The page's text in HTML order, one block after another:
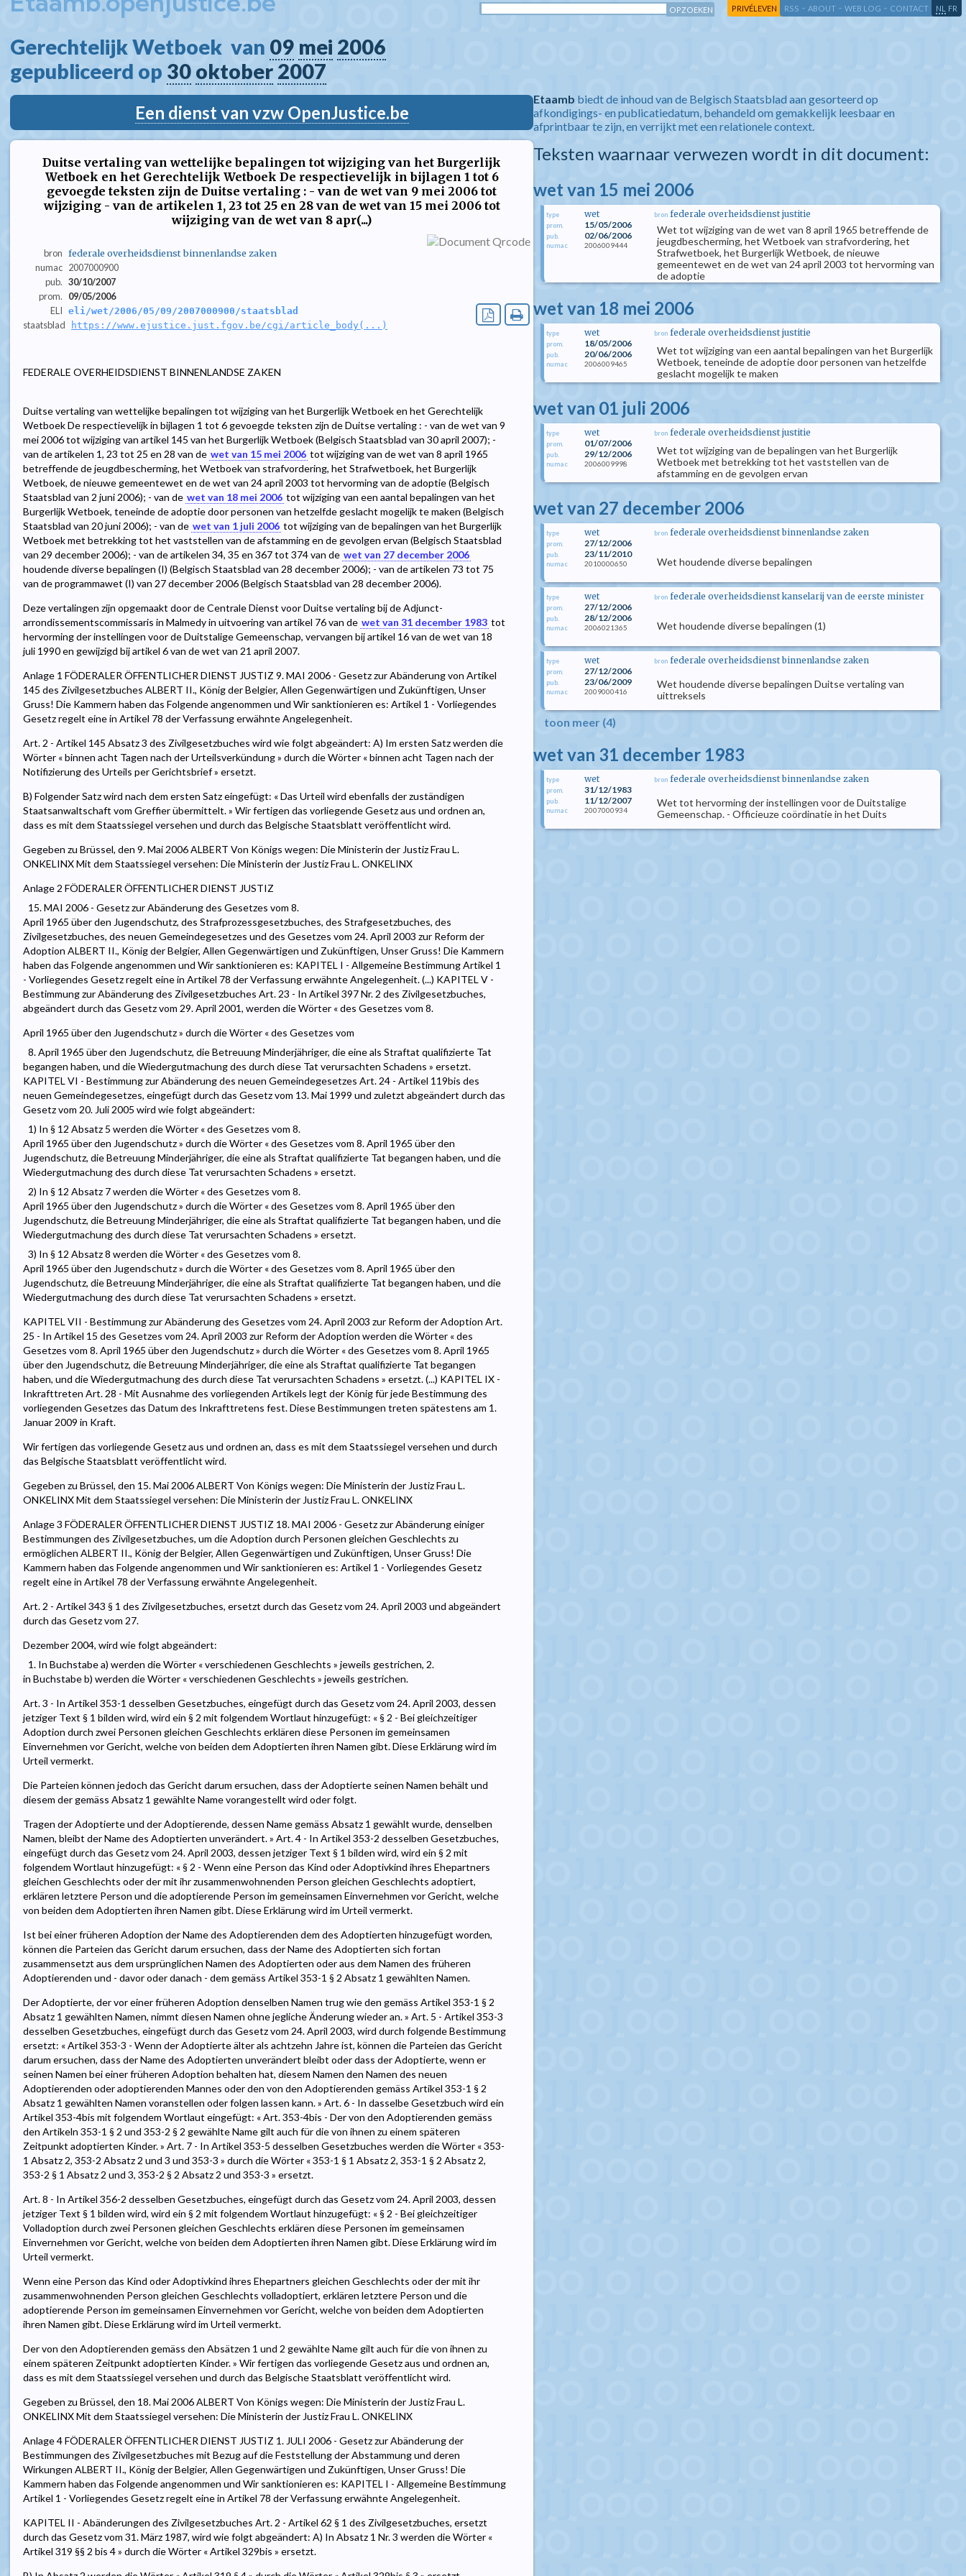
PRIVÉLEVEN RSS - ABOUT - WEB LOG - CONTACT NL FR
Gerechtelijk Wetboek  van 09 mei 2006
gepubliceerd op 30 oktober 2007
Een dienst van vzw OpenJustice.be
Duitse vertaling van wettelijke bepalingen tot wijziging van het Burgerlijk
Wetboek en het Gerechtelijk Wetboek De respectievelijk in bijlagen 1 tot 6
gevoegde teksten zijn de Duitse vertaling : - van de wet van 9 mei 2006 tot
wijziging - van de artikelen 1, 23 tot 25 en 28 van de wet van 15 mei 2006 tot
wijziging van de wet van 8 apr(...)
bron federale overheidsdienst binnenlandse zaken
numac 2007000900
pub. 30/10/2007
prom.
09/05/2006
ELI eli/wet/2006/05/09/2007000900/staatsblad
staatsblad https://www.ejustice.just.fgov.be/cgi/article_body(...)
FEDERALE OVERHEIDSDIENST BINNENLANDSE ZAKEN
Duitse vertaling van wettelijke bepalingen tot wijziging van het Burgerlijk Wetboek en het Gerechtelijk
Wetboek De respectievelijk in bijlagen 1 tot 6 gevoegde teksten zijn de Duitse vertaling : - van de wet van 9
mei 2006 tot wijziging van artikel 145 van het Burgerlijk Wetboek (Belgisch Staatsblad van 30 april 2007); -
van de artikelen 1, 23 tot 25 en 28 van de wet van 15 mei 2006 tot wijziging van de wet van 8 april 1965
betreffende de jeugdbescherming, het Wetboek van strafvordering, het Strafwetboek, het Burgerlijk
Wetboek, de nieuwe gemeentewet en de wet van 24 april 2003 tot hervorming van de adoptie (Belgisch
Staatsblad van 2 juni 2006); - van de wet van 18 mei 2006 tot wijziging van een aantal bepalingen van het
Burgerlijk Wetboek, teneinde de adoptie door personen van hetzelfde geslacht mogelijk te maken (Belgisch
Staatsblad van 20 juni 2006); - van de wet van 1 juli 2006 tot wijziging van de bepalingen van het Burgerlijk
Wetboek met betrekking tot het vaststellen van de afstamming en de gevolgen ervan (Belgisch Staatsblad
van 29 december 2006); - van de artikelen 34, 35 en 367 tot 374 van de wet van 27 december 2006
houdende diverse bepalingen (I) (Belgisch Staatsblad van 28 december 2006); - van de artikelen 73 tot 75
van de programmawet (I) van 27 december 2006 (Belgisch Staatsblad van 28 december 2006).
Deze vertalingen zijn opgemaakt door de Centrale Dienst voor Duitse vertaling bij de Adjunct-
arrondissementscommissaris in Malmedy in uitvoering van artikel 76 van de wet van 31 december 1983 tot
hervorming der instellingen voor de Duitstalige Gemeenschap, vervangen bij artikel 16 van de wet van 18
juli 1990 en gewijzigd bij artikel 6 van de wet van 21 april 2007.
Anlage 1 FÖDERALER ÖFFENTLICHER DIENST JUSTIZ 9. MAI 2006 - Gesetz zur Abänderung von Artikel
145 des Zivilgesetzbuches ALBERT II., König der Belgier, Allen Gegenwärtigen und Zukünftigen, Unser
Gruss! Die Kammern haben das Folgende angenommen und Wir sanktionieren es: Artikel 1 - Vorliegendes
Gesetz regelt eine in Artikel 78 der Verfassung erwähnte Angelegenheit.
Art. 2 - Artikel 145 Absatz 3 des Zivilgesetzbuches wird wie folgt abgeändert: A) Im ersten Satz werden die
Wörter « binnen acht Tagen nach der Urteilsverkündung » durch die Wörter « binnen acht Tagen nach der
Notifizierung des Urteils per Gerichtsbrief » ersetzt.
B) Folgender Satz wird nach dem ersten Satz eingefügt: « Das Urteil wird ebenfalls der zuständigen
Staatsanwaltschaft vom Greffier übermittelt. » Wir fertigen das vorliegende Gesetz aus und ordnen an,
dass es mit dem Staatssiegel versehen und durch das Belgische Staatsblatt veröffentlicht wird.
Gegeben zu Brüssel, den 9. Mai 2006 ALBERT Von Königs wegen: Die Ministerin der Justiz Frau L.
ONKELINX Mit dem Staatssiegel versehen: Die Ministerin der Justiz Frau L. ONKELINX
Anlage 2 FÖDERALER ÖFFENTLICHER DIENST JUSTIZ
15. MAI 2006 - Gesetz zur Abänderung des Gesetzes vom 8.
April 1965 über den Jugendschutz, des Strafprozessgesetzbuches, des Strafgesetzbuches, des
Zivilgesetzbuches, des neuen Gemeindegesetzes und des Gesetzes vom 24. April 2003 zur Reform der
Adoption ALBERT II., König der Belgier, Allen Gegenwärtigen und Zukünftigen, Unser Gruss! Die Kammern
haben das Folgende angenommen und Wir sanktionieren es: KAPITEL I - Allgemeine Bestimmung Artikel 1
- Vorliegendes Gesetz regelt eine in Artikel 78 der Verfassung erwähnte Angelegenheit. (...) KAPITEL V -
Bestimmung zur Abänderung des Zivilgesetzbuches Art. 23 - In Artikel 397 Nr. 2 des Zivilgesetzbuches,
abgeändert durch das Gesetz vom 29. April 2001, werden die Wörter « des Gesetzes vom 8.
April 1965 über den Jugendschutz » durch die Wörter « des Gesetzes vom
8. April 1965 über den Jugendschutz, die Betreuung Minderjähriger, die eine als Straftat qualifizierte Tat
begangen haben, und die Wiedergutmachung des durch diese Tat verursachten Schadens » ersetzt.
KAPITEL VI - Bestimmung zur Abänderung des neuen Gemeindegesetzes Art. 24 - Artikel 119bis des
neuen Gemeindegesetzes, eingefügt durch das Gesetz vom 13. Mai 1999 und zuletzt abgeändert durch das
Gesetz vom 20. Juli 2005 wird wie folgt abgeändert:
1) In § 12 Absatz 5 werden die Wörter « des Gesetzes vom 8.
April 1965 über den Jugendschutz » durch die Wörter « des Gesetzes vom 8. April 1965 über den
Jugendschutz, die Betreuung Minderjähriger, die eine als Straftat qualifizierte Tat begangen haben, und die
Wiedergutmachung des durch diese Tat verursachten Schadens » ersetzt.
2) In § 12 Absatz 7 werden die Wörter « des Gesetzes vom 8.
April 1965 über den Jugendschutz » durch die Wörter « des Gesetzes vom 8. April 1965 über den
Jugendschutz, die Betreuung Minderjähriger, die eine als Straftat qualifizierte Tat begangen haben, und die
Wiedergutmachung des durch diese Tat verursachten Schadens » ersetzt.
3) In § 12 Absatz 8 werden die Wörter « des Gesetzes vom 8.
April 1965 über den Jugendschutz » durch die Wörter « des Gesetzes vom 8. April 1965 über den
Jugendschutz, die Betreuung Minderjähriger, die eine als Straftat qualifizierte Tat begangen haben, und die
Wiedergutmachung des durch diese Tat verursachten Schadens » ersetzt.
KAPITEL VII - Bestimmung zur Abänderung des Gesetzes vom 24. April 2003 zur Reform der Adoption Art.
25 - In Artikel 15 des Gesetzes vom 24. April 2003 zur Reform der Adoption werden die Wörter « des
Gesetzes vom 8. April 1965 über den Jugendschutz » durch die Wörter « des Gesetzes vom 8. April 1965
über den Jugendschutz, die Betreuung Minderjähriger, die eine als Straftat qualifizierte Tat begangen
haben, und die Wiedergutmachung des durch diese Tat verursachten Schadens » ersetzt. (...) KAPITEL IX -
Inkrafttreten Art. 28 - Mit Ausnahme des vorliegenden Artikels legt der König für jede Bestimmung des
vorliegenden Gesetzes das Datum des Inkrafttretens fest. Diese Bestimmungen treten spätestens am 1.
Januar 2009 in Kraft.
Wir fertigen das vorliegende Gesetz aus und ordnen an, dass es mit dem Staatssiegel versehen und durch
das Belgische Staatsblatt veröffentlicht wird.
Gegeben zu Brüssel, den 15. Mai 2006 ALBERT Von Königs wegen: Die Ministerin der Justiz Frau L.
ONKELINX Mit dem Staatssiegel versehen: Die Ministerin der Justiz Frau L. ONKELINX
Anlage 3 FÖDERALER ÖFFENTLICHER DIENST JUSTIZ 18. MAI 2006 - Gesetz zur Abänderung einiger
Bestimmungen des Zivilgesetzbuches, um die Adoption durch Personen gleichen Geschlechts zu
ermöglichen ALBERT II., König der Belgier, Allen Gegenwärtigen und Zukünftigen, Unser Gruss! Die
Kammern haben das Folgende angenommen und Wir sanktionieren es: Artikel 1 - Vorliegendes Gesetz
regelt eine in Artikel 78 der Verfassung erwähnte Angelegenheit.
Art. 2 - Artikel 343 § 1 des Zivilgesetzbuches, ersetzt durch das Gesetz vom 24. April 2003 und abgeändert
durch das Gesetz vom 27.
Dezember 2004, wird wie folgt abgeändert:
1. In Buchstabe a) werden die Wörter « verschiedenen Geschlechts » jeweils gestrichen, 2.
in Buchstabe b) werden die Wörter « verschiedenen Geschlechts » jeweils gestrichen.
Art. 3 - In Artikel 353-1 desselben Gesetzbuches, eingefügt durch das Gesetz vom 24. April 2003, dessen
jetziger Text § 1 bilden wird, wird ein § 2 mit folgendem Wortlaut hinzugefügt: « § 2 - Bei gleichzeitiger
Adoption durch zwei Personen gleichen Geschlechts erklären diese Personen im gemeinsamen
Einvernehmen vor Gericht, welche von beiden dem Adoptierten ihren Namen gibt. Diese Erklärung wird im
Urteil vermerkt.
Die Parteien können jedoch das Gericht darum ersuchen, dass der Adoptierte seinen Namen behält und
diesem der gemäss Absatz 1 gewählte Name vorangestellt wird oder folgt.
Tragen der Adoptierte und der Adoptierende, dessen Name gemäss Absatz 1 gewählt wurde, denselben
Namen, bleibt der Name des Adoptierten unverändert. » Art. 4 - In Artikel 353-2 desselben Gesetzbuches,
eingefügt durch das Gesetz vom 24. April 2003, dessen jetziger Text § 1 bilden wird, wird ein § 2 mit
folgendem Wortlaut hinzugefügt: « § 2 - Wenn eine Person das Kind oder Adoptivkind ihres Ehepartners
gleichen Geschlechts oder der mit ihr zusammenwohnenden Person gleichen Geschlechts adoptiert,
erklären letztere Person und die adoptierende Person im gemeinsamen Einvernehmen vor Gericht, welche
von beiden dem Adoptierten ihren Namen gibt. Diese Erklärung wird im Urteil vermerkt.
Ist bei einer früheren Adoption der Name des Adoptierenden dem des Adoptierten hinzugefügt worden,
können die Parteien das Gericht darum ersuchen, dass der Name des Adoptierten sich fortan
zusammensetzt aus dem ursprünglichen Namen des Adoptierten oder aus dem Namen des früheren
Adoptierenden und - davor oder danach - dem gemäss Artikel 353-1 § 2 Absatz 1 gewählten Namen.
Der Adoptierte, der vor einer früheren Adoption denselben Namen trug wie den gemäss Artikel 353-1 § 2
Absatz 1 gewählten Namen, nimmt diesen Namen ohne jegliche Änderung wieder an. » Art. 5 - Artikel 353-3
desselben Gesetzbuches, eingefügt durch das Gesetz vom 24. April 2003, wird durch folgende Bestimmung
ersetzt: « Artikel 353-3 - Wenn der Adoptierte älter als achtzehn Jahre ist, können die Parteien das Gericht
darum ersuchen, dass der Name des Adoptierten unverändert bleibt oder dass der Adoptierte, wenn er
seinen Namen bei einer früheren Adoption behalten hat, diesem Namen den Namen des neuen
Adoptierenden oder adoptierenden Mannes oder den von den Adoptierenden gemäss Artikel 353-1 § 2
Absatz 1 gewählten Namen voranstellen oder folgen lassen kann. » Art. 6 - In dasselbe Gesetzbuch wird ein
Artikel 353-4bis mit folgendem Wortlaut eingefügt: « Art. 353-4bis - Der von den Adoptierenden gemäss
den Artikeln 353-1 § 2 und 353-2 § 2 gewählte Name gilt auch für die von ihnen zu einem späteren
Zeitpunkt adoptierten Kinder. » Art. 7 - In Artikel 353-5 desselben Gesetzbuches werden die Wörter « 353-
1 Absatz 2, 353-2 Absatz 2 und 3 und 353-3 » durch die Wörter « 353-1 § 1 Absatz 2, 353-1 § 2 Absatz 2,
353-2 § 1 Absatz 2 und 3, 353-2 § 2 Absatz 2 und 353-3 » ersetzt.
Art. 8 - In Artikel 356-2 desselben Gesetzbuches, eingefügt durch das Gesetz vom 24. April 2003, dessen
jetziger Text § 1 bilden wird, wird ein § 2 mit folgendem Wortlaut hinzugefügt: « § 2 - Bei gleichzeitiger
Volladoption durch zwei Personen gleichen Geschlechts erklären diese Personen im gemeinsamen
Einvernehmen vor Gericht, welche von beiden dem Adoptierten ihren Namen gibt. Diese Erklärung wird im
Urteil vermerkt.
Wenn eine Person das Kind oder Adoptivkind ihres Ehepartners gleichen Geschlechts oder der mit ihr
zusammenwohnenden Person gleichen Geschlechts volladoptiert, erklären letztere Person und die
adoptierende Person im gemeinsamen Einvernehmen vor Gericht, welche von beiden dem Adoptierten
ihren Namen gibt. Diese Erklärung wird im Urteil vermerkt.
Der von den Adoptierenden gemäss den Absätzen 1 und 2 gewählte Name gilt auch für die von ihnen zu
einem späteren Zeitpunkt adoptierten Kinder. » Wir fertigen das vorliegende Gesetz aus und ordnen an,
dass es mit dem Staatssiegel versehen und durch das Belgische Staatsblatt veröffentlicht wird.
Gegeben zu Brüssel, den 18. Mai 2006 ALBERT Von Königs wegen: Die Ministerin der Justiz Frau L.
ONKELINX Mit dem Staatssiegel versehen: Die Ministerin der Justiz Frau L. ONKELINX
Anlage 4 FÖDERALER ÖFFENTLICHER DIENST JUSTIZ 1. JULI 2006 - Gesetz zur Abänderung der
Bestimmungen des Zivilgesetzbuches mit Bezug auf die Feststellung der Abstammung und deren
Wirkungen ALBERT II., König der Belgier, Allen Gegenwärtigen und Zukünftigen, Unser Gruss! Die
Kammern haben das Folgende angenommen und Wir sanktionieren es: KAPITEL I - Allgemeine Bestimmung
Artikel 1 - Vorliegendes Gesetz regelt eine in Artikel 78 der Verfassung erwähnte Angelegenheit.
KAPITEL II - Abänderungen des Zivilgesetzbuches Art. 2 - Artikel 62 § 1 des Zivilgesetzbuches, ersetzt
durch das Gesetz vom 31. März 1987, wird wie folgt abgeändert: A) In Absatz 1 Nr. 3 werden die Wörter «
Artikel 319 §§ 2 bis 4 » durch die Wörter « Artikel 329bis » ersetzt.
Etaamb biedt de inhoud van de Belgisch Staatsblad aan gesorteerd op
afkondigings- en publicatiedatum, behandeld om gemakkelijk leesbaar en
afprintbaar te zijn, en verrijkt met een relationele context.
Teksten waarnaar verwezen wordt in dit document:
wet van 15 mei 2006
type wet
prom. 15/05/2006
pub. 02/06/2006
numac 2006009444
bron federale overheidsdienst justitie
Wet tot wijziging van de wet van 8 april 1965 betreffende de
jeugdbescherming, het Wetboek van strafvordering, het
Strafwetboek, het Burgerlijk Wetboek, de nieuwe
gemeentewet en de wet van 24 april 2003 tot hervorming van
de adoptie
wet van 18 mei 2006
type wet
prom. 18/05/2006
pub. 20/06/2006
numac 2006009465
bron federale overheidsdienst justitie
Wet tot wijziging van een aantal bepalingen van het Burgerlijk
Wetboek, teneinde de adoptie door personen van hetzelfde
geslacht mogelijk te maken
wet van 01 juli 2006
type wet
prom. 01/07/2006
pub. 29/12/2006
numac 2006009998
bron federale overheidsdienst justitie
Wet tot wijziging van de bepalingen van het Burgerlijk
Wetboek met betrekking tot het vaststellen van de
afstamming en de gevolgen ervan
wet van 27 december 2006
type wet
prom. 27/12/2006
pub. 23/11/2010
numac 2010000650
bron federale overheidsdienst binnenlandse zaken
Wet houdende diverse bepalingen
type wet
prom. 27/12/2006
pub. 28/12/2006
numac 2006021365
bron federale overheidsdienst kanselarij van de eerste minister
Wet houdende diverse bepalingen (1)
type wet
prom. 27/12/2006
pub. 23/06/2009
numac 2009000416
bron federale overheidsdienst binnenlandse zaken
Wet houdende diverse bepalingen Duitse vertaling van
uittreksels
toon meer (4)
wet van 31 december 1983
type wet
prom. 31/12/1983
pub. 11/12/2007
numac 2007000934
bron federale overheidsdienst binnenlandse zaken
Wet tot hervorming der instellingen voor de Duitstalige
Gemeenschap. - Officieuze coördinatie in het Duits